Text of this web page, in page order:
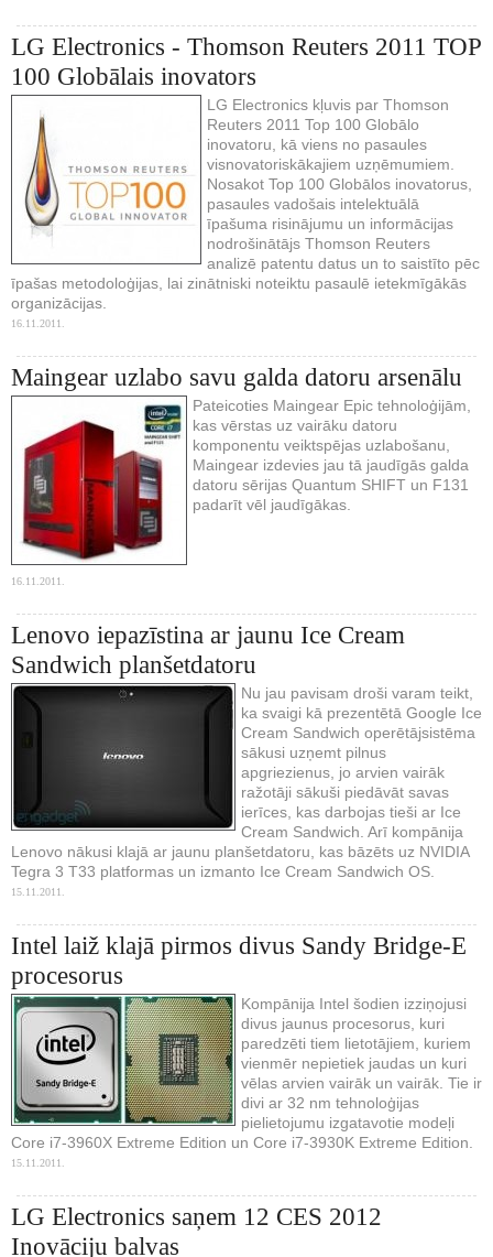
LG Electronics - Thomson Reuters 2011 TOP
100 Globālais inovators
LG Electronics kļuvis par Thomson
Reuters 2011 Top 100 Globālo
inovatoru, kā viens no pasaules
visnovatoriskākajiem uzņēmumiem.
Nosakot Top 100 Globālos inovatorus,
pasaules vadošais intelektuālā
īpašuma risinājumu un informācijas
nodrošinātājs Thomson Reuters
analizē patentu datus un to saistīto pēc
īpašas metodoloģijas, lai zinātniski noteiktu pasaulē ietekmīgākās
organizācijas.
16.11.2011.
Maingear uzlabo savu galda datoru arsenālu
Pateicoties Maingear Epic tehnoloģijām,
kas vērstas uz vairāku datoru
komponentu veiktspējas uzlabošanu,
Maingear izdevies jau tā jaudīgās galda
datoru sērijas Quantum SHIFT un F131
padarīt vēl jaudīgākas.
16.11.2011.
Lenovo iepazīstina ar jaunu Ice Cream
Sandwich planšetdatoru
Nu jau pavisam droši varam teikt,
ka svaigi kā prezentētā Google Ice
Cream Sandwich operētājsistēma
sākusi uzņemt pilnus
apgriezienus, jo arvien vairāk
ražotāji sākuši piedāvāt savas
ierīces, kas darbojas tieši ar Ice
Cream Sandwich. Arī kompānija
Lenovo nākusi klajā ar jaunu planšetdatoru, kas bāzēts uz NVIDIA
Tegra 3 T33 platformas un izmanto Ice Cream Sandwich OS.
15.11.2011.
Intel laiž klajā pirmos divus Sandy Bridge-E
procesorus
Kompānija Intel šodien izziņojusi
divus jaunus procesorus, kuri
paredzēti tiem lietotājiem, kuriem
vienmēr nepietiek jaudas un kuri
vēlas arvien vairāk un vairāk. Tie ir
divi ar 32 nm tehnoloģijas
pielietojumu izgatavotie modeļi
Core i7-3960X Extreme Edition un Core i7-3930K Extreme Edition.
15.11.2011.
LG Electronics saņem 12 CES 2012
Inovāciju balvas